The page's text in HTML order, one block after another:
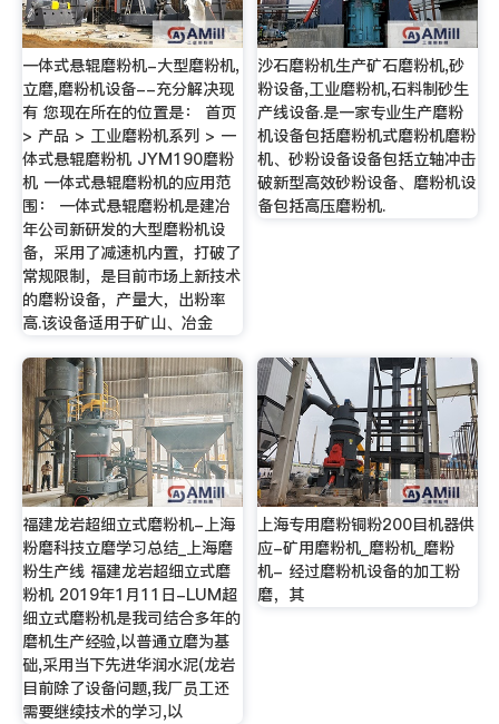
一体式悬辊磨粉机-大型磨粉机,
立磨,磨粉机设备--充分解决现
有 您现在所在的位置是： 首页
> 产品 > 工业磨粉机系列 > 一
体式悬辊磨粉机 JYM190磨粉
机 一体式悬辊磨粉机的应用范
围： 一体式悬辊磨粉机是建冶
年公司新研发的大型磨粉机设
备，采用了减速机内置，打破了
常规限制，是目前市场上新技术
的磨粉设备，产量大，出粉率
高.该设备适用于矿山、冶金
沙石磨粉机生产矿石磨粉机,砂
粉设备,工业磨粉机,石料制砂生
产线设备.是一家专业生产磨粉
机设备包括磨粉机式磨粉机磨粉
机、砂粉设备设备包括立轴冲击
破新型高效砂粉设备、磨粉机设
备包括高压磨粉机.
福建龙岩超细立式磨粉机-上海
粉磨科技立磨学习总结_上海磨
粉生产线 福建龙岩超细立式磨
粉机 2019年1月11日-LUM超
细立式磨粉机是我司结合多年的
磨机生产经验,以普通立磨为基
础,采用当下先进华润水泥(龙岩
目前除了设备问题,我厂员工还
需要继续技术的学习,以
上海专用磨粉铜粉200目机器供
应-矿用磨粉机_磨粉机_磨粉
机- 经过磨粉机设备的加工粉
磨，其